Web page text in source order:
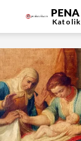
PENA
Katolik